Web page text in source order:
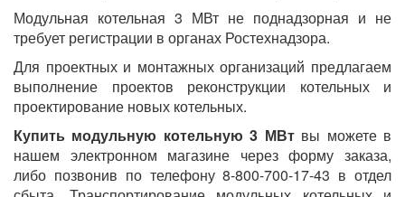
Модульная котельная 3 МВт не поднадзорная и не
требует регистрации в органах Ростехнадзора.
Для проектных и монтажных организаций предлагаем
выполнение проектов реконструкции котельных и
проектирование новых котельных.
Купить модульную котельную 3 МВтвы можете в
нашем электронном магазине через форму заказа,
либо позвонив по телефону 8-800-700-17-43 в отдел